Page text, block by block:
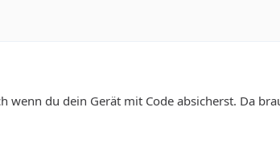
wenn du dein Gerät mit Code absicherst. Da